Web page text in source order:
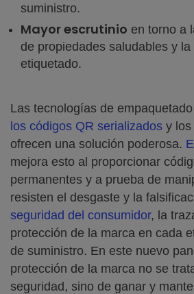
suministro.
Mayor escrutinio en torno a
de propiedades saludables y la
etiquetado.
Las tecnologías de
los códigos QR serializados y los
ofrecen una solución poderosa.
mejora esto al proporcionar
permanentes y a prueba de
resisten el desgaste y la
seguridad del consumidor, la
protección de la marca en cada
de suministro. En este nuevo
protección de la marca no se
seguridad, sino de ganar y